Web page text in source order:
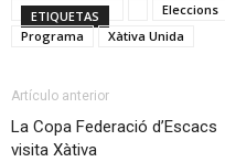
ETIQUETAS Eleccions
Programa
Xàtiva Unida
Artículo anterior
La Copa Federació d’Escacs
visita Xàtiva